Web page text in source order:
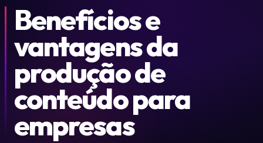
Benefícios e
vantagens da
produção de
conteúdo para
empresas